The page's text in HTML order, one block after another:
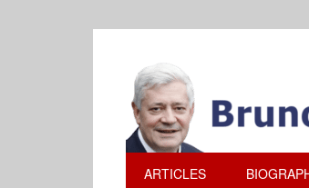
ARTICLES